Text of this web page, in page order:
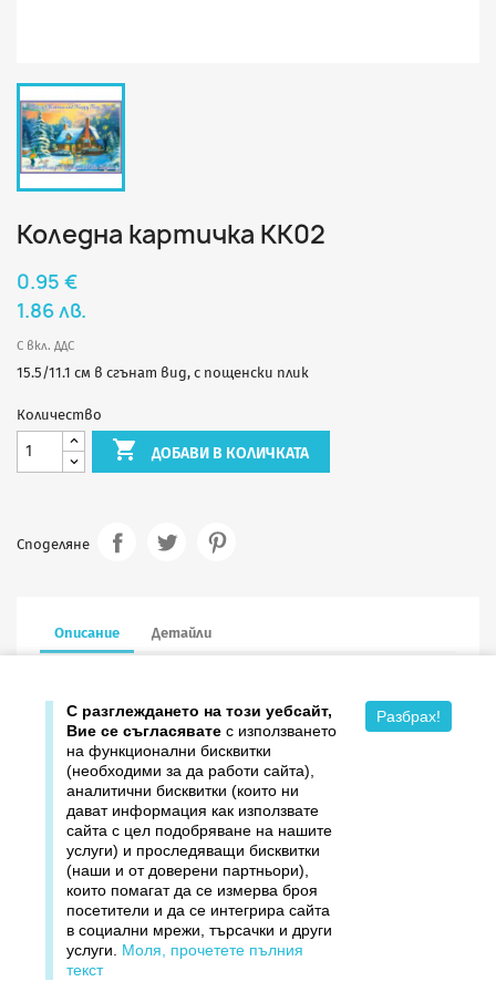
Коледна картичка КК02
0.95 €
1.86 лв.
С вкл. ДДС
15.5/11.1 см в сгънат вид, с пощенски плик
Количество
 ДОБАВИ В КОЛИЧКАТА
Споделяне
Описание Детайли
Продукти
Издателство ДОМИНО
Вашият профил
С разглеждането на този уебсайт,
Вие се съгласявате с използването
на функционални бисквитки
(необходими за да работи сайта),
аналитични бисквитки (които ни
дават информация как използвате
сайта с цел подобряване на нашите
услуги) и проследяващи бисквитки
(наши и от доверени партньори),
които помагат да се измерва броя
посетители и да се интегрира сайта
в социални мрежи, търсачки и други
услуги.
Моля, прочетете пълния
текст
Разбрах!